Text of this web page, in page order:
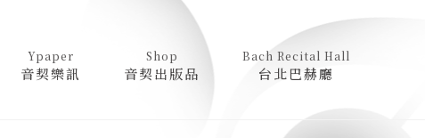
Ypaper
音契樂訊
Shop
音契出版品
Bach Recital Hall
台北巴赫廳